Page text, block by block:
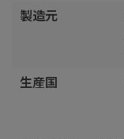
製造元
生産国